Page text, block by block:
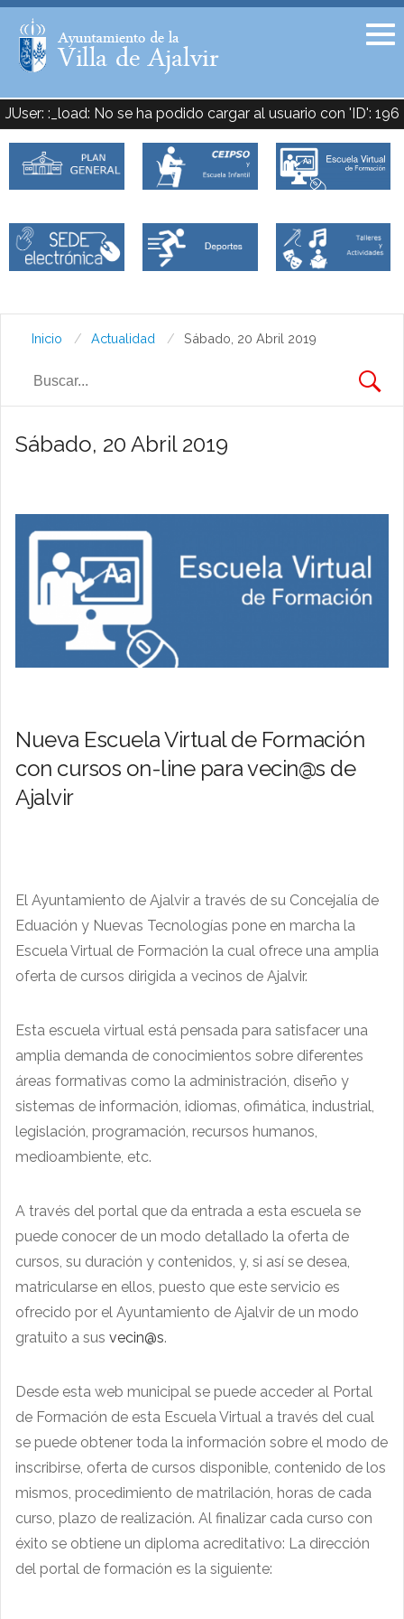
JUser: :_load: No se ha podido cargar al usuario con 'ID': 196
Facebook
Inicio Actualidad Sábado, 20 Abril 2019
Sábado, 20 Abril 2019
Nueva Escuela Virtual de Formación
con cursos on-line para vecin@s de
Ajalvir
El Ayuntamiento de Ajalvir a través de su Concejalía de
Eduación y Nuevas Tecnologías pone en marcha la
Escuela Virtual de Formación la cual ofrece una amplia
oferta de cursos dirigida a vecinos de Ajalvir.
Esta escuela virtual está pensada para satisfacer una
amplia demanda de conocimientos sobre diferentes
áreas formativas como la administración, diseño y
sistemas de información, idiomas, ofimática, industrial,
legislación, programación, recursos humanos,
medioambiente, etc.
A través del portal que da entrada a esta escuela se
puede conocer de un modo detallado la oferta de
cursos, su duración y contenidos, y, si así se desea,
matricularse en ellos, puesto que este servicio es
ofrecido por el Ayuntamiento de Ajalvir de un modo
gratuito a sus vecin@s.
Desde esta web municipal se puede acceder al Portal
de Formación de esta Escuela Virtual a través del cual
se puede obtener toda la información sobre el modo de
inscribirse, oferta de cursos disponible, contenido de los
mismos, procedimiento de matrilación, horas de cada
curso, plazo de realización. Al finalizar cada curso con
éxito se obtiene un diploma acreditativo: La dirección
del portal de formación es la siguiente: